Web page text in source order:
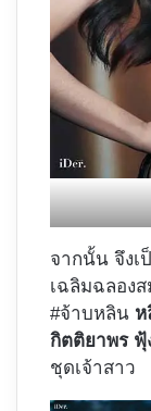
จากนั้น จึงเ
เฉลิมฉลอง
#จ้าบหลิน ห
กิตติยาพร ฟุ้
ชุดเจ้าสาว